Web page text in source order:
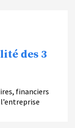
des 3
financiers